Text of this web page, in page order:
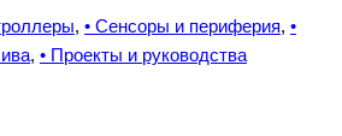
, • Сенсоры и периферия, •
, • Проекты и руководства